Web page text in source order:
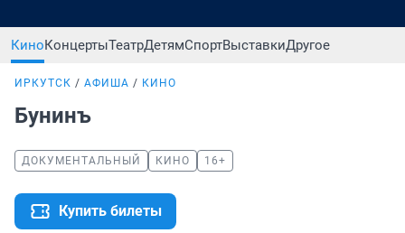
КиноКонцертыТеатрДетямСпортВыставкиДругое
ИРКУТСК АФИША КИНО
Бунинъ
ДОКУМЕНТАЛЬНЫЙ КИНО 16+
Купить билеты